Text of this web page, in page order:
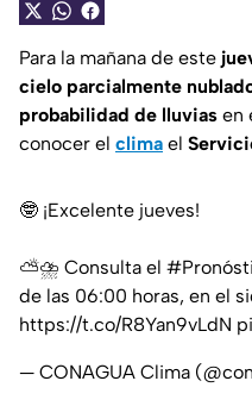
Para la mañana de este
cielo parcialmente
probabilidad de lluvias en
conocer el clima el
🤓 ¡Excelente jueves!
⛅️⛈️ Consulta el
de las 06:00 horas, en el
https://t.co/R8Yan9vLdN
— CONAGUA Clima